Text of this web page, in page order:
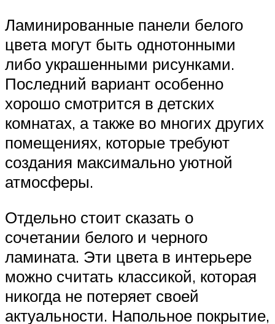
Ламинированные панели белого
цвета могут быть однотонными
либо украшенными рисунками.
Последний вариант особенно
хорошо смотрится в детских
комнатах, а также во многих других
помещениях, которые требуют
создания максимально уютной
атмосферы.
Отдельно стоит сказать о
сочетании белого и черного
ламината. Эти цвета в интерьере
можно считать классикой, которая
никогда не потеряет своей
актуальности. Напольное покрытие,